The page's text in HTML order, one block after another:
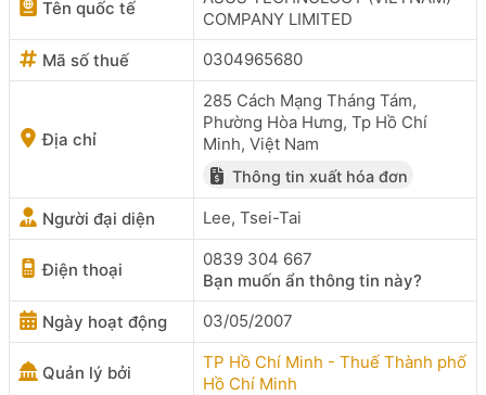
Tên quốc tế
COMPANY LIMITED
Mã số thuế
0304965680
Địa chỉ
285 Cách Mạng Tháng Tám,
Phường Hòa Hưng, Tp Hồ Chí
Minh, Việt Nam
Thông tin xuất hóa đơn
Người đại diện Lee, Tsei-Tai
Điện thoại
0839 304 667
Bạn muốn ẩn thông tin này?
Ngày hoạt động
03/05/2007
Quản lý bởi
TP Hồ Chí Minh - Thuế Thành phố
Hồ Chí Minh